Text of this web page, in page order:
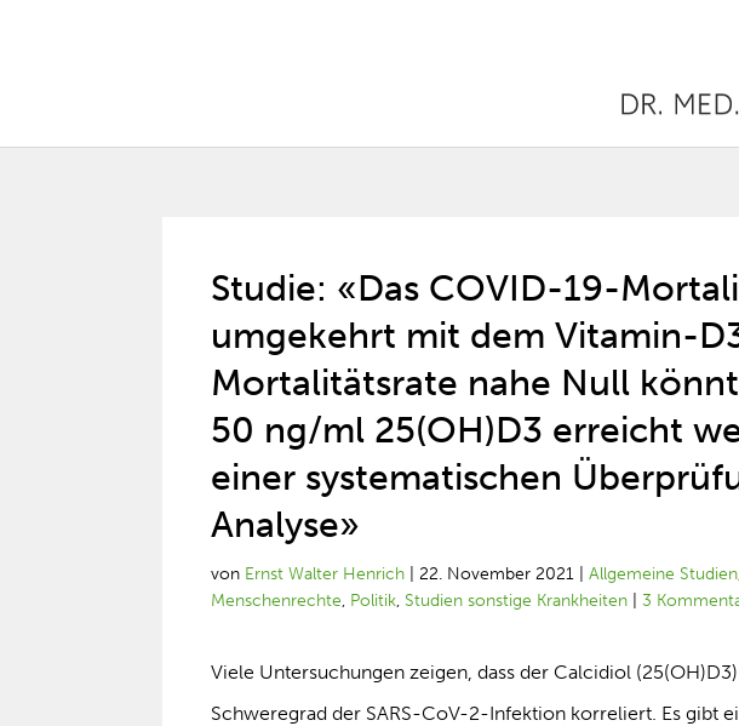
Studie: «Das COVID-19-
umgekehrt mit dem Vitamin-
Mortalitätsrate nahe Null
50 ng/ml 25(OH)D3 erreicht
einer systematischen
Analyse»
von Ernst Walter Henrich |22. November 2021 |Allgemeine Studien
Menschenrechte, Politik, Studien sonstige Krankheiten |3
Viele Untersuchungen zeigen, dass der Calcidiol
Schweregrad der SARS-CoV-2-Infektion korreliert. Es gibt